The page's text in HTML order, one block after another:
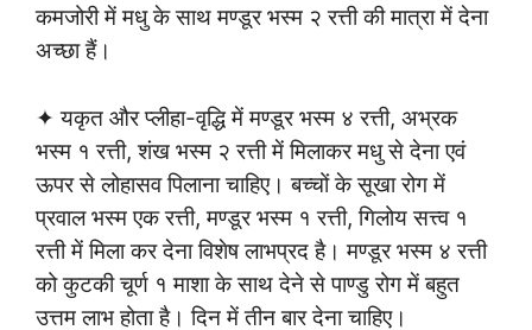
कमजोरी में मधु के साथ मण्डूर भस्म २ रत्ती की मात्रा में देना
अच्छा हैं।
✦ यकृत और प्लीहा-वृद्धि में मण्डूर भस्म ४ रत्ती, अभ्रक
भस्म १ रत्ती, शंख भस्म २ रत्ती में मिलाकर मधु से देना एवं
ऊपर से लोहासव पिलाना चाहिए। बच्चों के सूखा रोग में
प्रवाल भस्म एक रत्ती, मण्डूर भस्म १ रत्ती, गिलोय सत्त्व १
रत्ती में मिला कर देना विशेष लाभप्रद है। मण्डूर भस्म ४ रत्ती
को कुटकी चूर्ण १ माशा के साथ देने से पाण्डु रोग में बहुत
उत्तम लाभ होता है। दिन में तीन बार देना चाहिए।